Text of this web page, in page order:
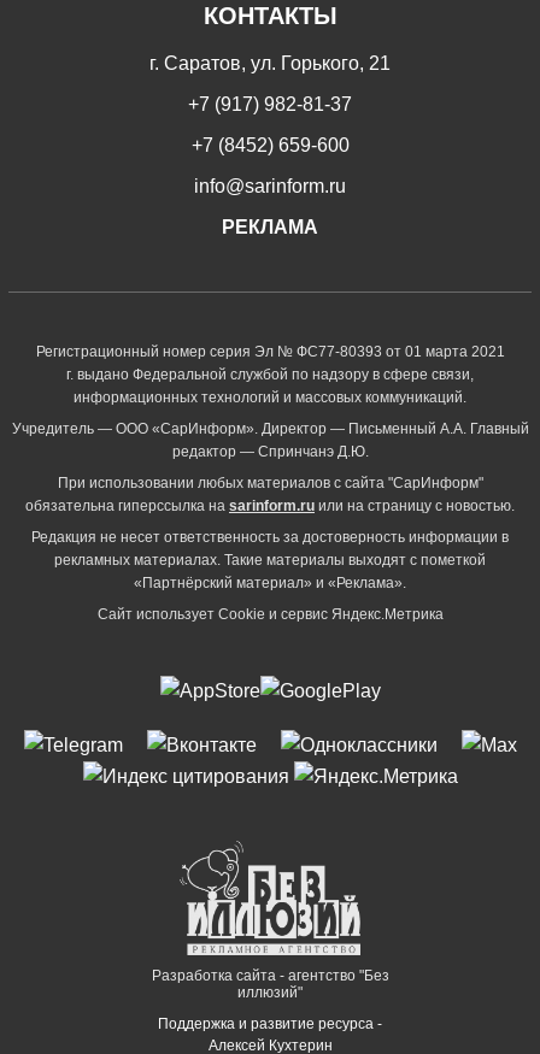
КОНТАКТЫ
г. Саратов, ул. Горького, 21
+7 (917) 982-81-37
+7 (8452) 659-600
info@sarinform.ru
РЕКЛАМА
Регистрационный номер серия Эл № ФС77-80393 от 01 марта 2021
г. выдано Федеральной службой по надзору в сфере связи,
информационных технологий и массовых коммуникаций.
Учредитель — ООО «СарИнформ». Директор — Письменный А.А. Главный
редактор — Спринчанэ Д.Ю.
При использовании любых материалов с сайта "СарИнформ"
обязательна гиперссылка на sarinform.ru или на страницу с новостью.
Редакция не несет ответственность за достоверность информации в
рекламных материалах. Такие материалы выходят с пометкой
«Партнёрский материал» и «Реклама».
Сайт использует Cookie и сервиc Яндекс.Метрика
Разработка сайта - агентство "Без
иллюзий"
Поддержка и развитие ресурса -
Алексей Кухтерин